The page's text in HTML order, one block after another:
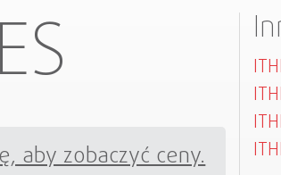
aby zobaczyć ceny.